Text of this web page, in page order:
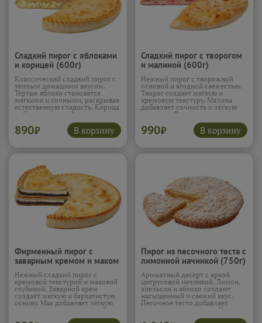
Сладкий пирог с яблоками
и корицей (600г)
Классический сладкий пирог с
тёплым домашним вкусом.
Тёртые яблоки становятся
мягкими и сочными, раскрывая
естественную сладость. Корица
добавляет пряный аромат и
уютное настроение. Ваниль
делает вкус более округлым.
Пирог получается нежным и
890₽ В корзину
Сладкий пирог с творогом
и малиной (600г)
Нежный пирог с творожной
основой и ягодной свежестью.
Творог создаёт мягкую и
кремовую текстуру. Малина
добавляет сочность и лёгкую
кислинку. Вкус получается
сбалансированным и лёгким.
Пирог нежный и очень
гармоничный.
Подробнее...
990₽ В корзину
Фирменный пирог с
заварным кремом и маком
(600г)
Нежный сладкий пирог с
кремовой текстурой и маковой
глубиной. Заварной крем
создаёт мягкую и бархатистую
основу. Мак добавляет лёгкую
зернистость и насыщенный
вкус. Ваниль усиливает аромат
Пирог из песочного теста с
лимонной начинкой (750г)
Ароматный десерт с яркой
цитрусовой начинкой. Лимон,
апельсин и яблоко создают
насыщенный и свежий вкус.
Песочное тесто добавляет
рассыпчатую текстуру. Начинка
получается сочной и